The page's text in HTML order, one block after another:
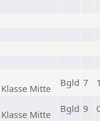
Mitte
Bgld 7
Mitte
Bgld 9